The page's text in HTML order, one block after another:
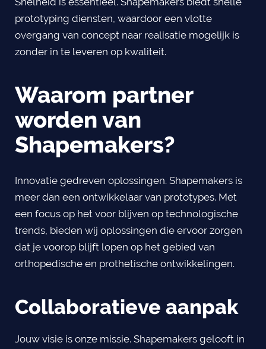
prototyping diensten, waardoor een vlotte
overgang van concept naar realisatie mogelijk is
zonder in te leveren op kwaliteit.
Waarom partner
worden van
Shapemakers?
Innovatie gedreven oplossingen. Shapemakers is
meer dan een ontwikkelaar van prototypes. Met
een focus op het voor blijven op technologische
trends, bieden wij oplossingen die ervoor zorgen
dat je voorop blijft lopen op het gebied van
orthopedische en prothetische ontwikkelingen.
Collaboratieve aanpak
Jouw visie is onze missie. Shapemakers gelooft in